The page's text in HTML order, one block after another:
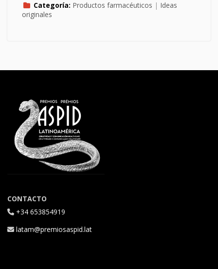
Categoría: Productos farmacéuticos | Ideas
originales
CONTACTO
+34 653854919
latam@premiosaspid.lat